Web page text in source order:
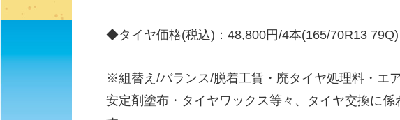
◆タイヤ価格(税込)：48,800円/4本(165/70R13 79Q)
※組替え/バランス/脱着工賃・廃タイヤ処理料・エ
安定剤塗布・タイヤワックス等々、タイヤ交換に